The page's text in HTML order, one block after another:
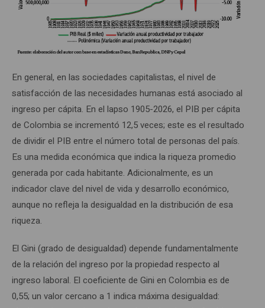
En general, en las sociedades capitalistas, el nivel de
satisfacción de las necesidades humanas está asociado al
ingreso per cápita. En el lapso 1905-2026, el PIB per cápita
de Colombia se incrementó 12,5 veces; este es el resultado
de dividir el PIB entre el número total de personas del país.
Es una medida económica que indica la riqueza promedio
generada por cada habitante. Adicionalmente, es un
indicador clave del nivel de vida y desarrollo económico,
aunque no refleja la desigualdad en la distribución de esa
riqueza.
El Gini (grado de desigualdad) depende fundamentalmente
de la relación del ingreso por la propiedad respecto al
ingreso laboral. El coeficiente de Gini en Colombia es de
0,55; un valor cercano a 1 indica máxima desigualdad: